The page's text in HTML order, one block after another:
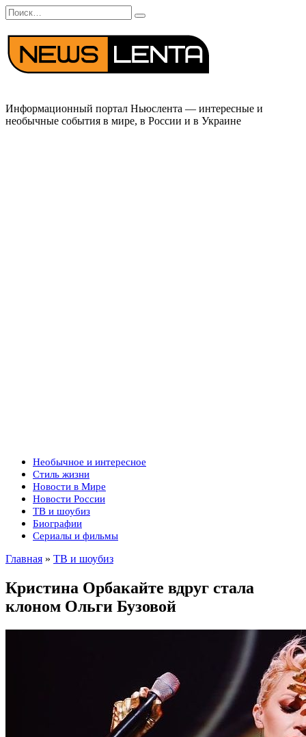
Перейти
к
содержанию
Search
for:
Информационный портал Ньюслента — интересные и
необычные события в мире, в России и в Украине
Необычное и интересное
Стиль жизни
Новости в Мире
Новости России
ТВ и шоубиз
Биографии
Сериалы и фильмы
Главная » ТВ и шоубиз
Кристина Орбакайте вдруг стала
клоном Ольги Бузовой